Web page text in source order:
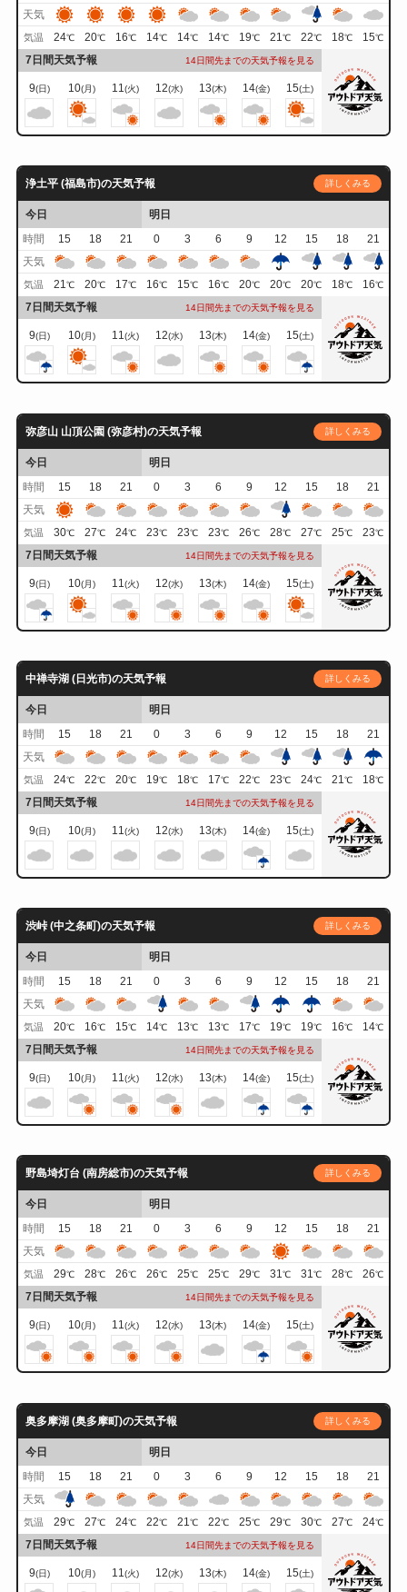
天気
気温 24℃ 20℃ 16℃ 14℃ 14℃ 14℃ 19℃ 21℃ 22℃ 18℃ 15℃
7日間天気予報 14日間先までの天気予報を見る
9(日) 10(月) 11(火) 12(水) 13(木) 14(金) 15(土)
浄土平 (福島市)の天気予報 詳しくみる
今日
明日
時間
15 18 21 0 3 6 9 12 15 18
21
天気
気温 21℃ 20℃ 17℃ 16℃ 15℃ 16℃ 20℃ 20℃ 20℃ 18℃ 16℃
7日間天気予報 14日間先までの天気予報を見る
9(日) 10(月) 11(火) 12(水) 13(木) 14(金) 15(土)
弥彦山 山頂公園 (弥彦村)の天気予報 詳しくみる
今日
明日
時間
15 18 21 0 3 6 9 12 15 18
21
天気
気温 30℃ 27℃ 24℃ 23℃ 23℃ 23℃ 26℃ 28℃ 27℃ 25℃ 23℃
7日間天気予報 14日間先までの天気予報を見る
9(日) 10(月) 11 (火) 12(水) 13(木) 14(金) 15(土)
中禅寺湖 (日光市)の天気予報 詳しくみる
今日
明日
時間
15 18 21 0 3 6 9 12 15 18
21
天気
気温 24℃ 22℃ 20℃ 19℃ 18℃ 17℃ 22℃ 23℃ 24℃ 21℃ 18℃
7日間天気予報 14日間先までの天気予報を見る
9(日) 10(月) 11(火) 12(水) 13(木) 14(金) 15(土)
渋峠 (中之条町)の天気予報 詳しくみる
今日
明日
時間
15 18 21 0 3 6 9 12 15 18
21
天気
気温 20℃ 16℃ 15℃ 14℃ 13℃ 13℃ 17℃ 19℃ 19℃ 16℃ 14℃
7日間天気予報 14日間先までの天気予報を見る
9(日) 10(月) 11(火) 12(水) 13(木) 14(金) 15(土)
野島埼灯台 (南房総市)の天気予報 詳しくみる
今日
明日
時間
15 18 21 0 3 6 9 12 15 18
21
天気
気温 29℃ 28℃ 26℃ 26℃ 25℃ 25℃ 29℃ 31℃ 31℃ 28℃ 26℃
7日間天気予報 14日間先までの天気予報を見る
9(日) 10(月) 11(火) 12(水) 13(木) 14(金) 15(土)
奥多摩湖 (奥多摩町)の天気予報 詳しくみる
今日
明日
時間
15 18 21 0 3 6 9 12 15 18
21
天気
気温 29℃ 27℃ 24℃ 22℃ 21℃ 22℃ 25℃ 29℃ 30℃ 27℃ 24℃
7日間天気予報 14日間先までの天気予報を見る
9(日) 10(月) 11 (火) 12(水) 13(木) 14(金) 15(土)